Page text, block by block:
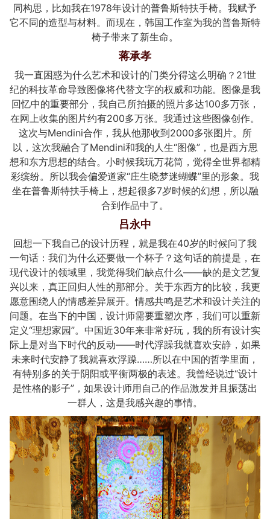
同构思，比如我在1978年设计的普鲁斯特扶手椅。我赋予
它不同的造型与材料。而现在，韩国工作室为我的普鲁斯特
椅子带来了新生命。
蒋承孝
我一直困惑为什么艺术和设计的门类分得这么明确？21世
纪的科技革命导致图像将代替文字的权威和功能。图像是我
回忆中的重要部分，我自己所拍摄的照片多达100多万张，
在网上收集的图片约有200多万张。我通过这些图像创作。
这次与Mendini合作，我从他那收到2000多张图片。所
以，这次我融合了Mendini和我的人生“图像”，也是西方思
想和东方思想的结合。小时候我玩万花筒，觉得全世界都精
彩缤纷。所以我会偏爱道家“庄生晓梦迷蝴蝶”里的形象。我
坐在普鲁斯特扶手椅上，想起很多7岁时候的幻想，所以融
合到作品中了。
吕永中
回想一下我自己的设计历程，就是我在40岁的时候问了我
一句话：我们为什么还要做一个杯子？这句话的前提是，在
现代设计的领域里，我觉得我们缺点什么——缺的是文艺复
兴以来，真正回归人性的那部分。关于东西方的比较，我更
愿意围绕人的情感差异展开。情感共鸣是艺术和设计关注的
问题。在当下的中国，设计师需要重塑次序，我们可以重新
定义“理想家园”。中国近30年来非常好玩，我的所有设计实
际上是对当下时代的反动——时代浮躁我就喜欢安静，如果
未来时代安静了我就喜欢浮躁……所以在中国的哲学里面，
有特别多的关于阴阳或平衡两极的表述。我曾经说过“设计
是性格的影子”，如果设计师用自己的作品激发并且振荡出
一群人，这是我感兴趣的事情。